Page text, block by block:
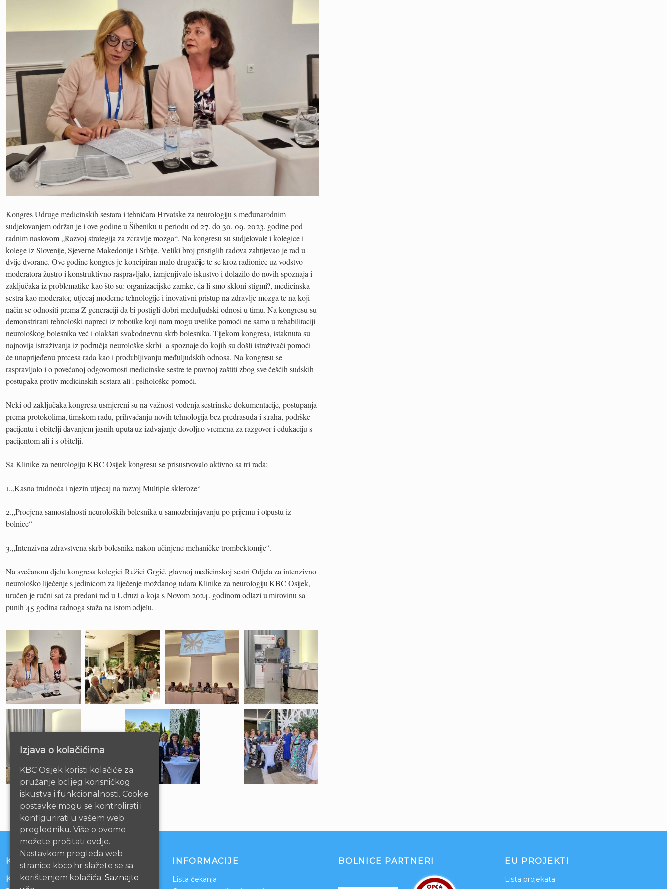
Kongres Udruge medicinskih sestara i tehničara Hrvatske za neurologiju s međunarodnim
sudjelovanjem održan je i ove godine u Šibeniku u periodu od 27. do 30. 09. 2023. godine pod
radnim naslovom „Razvoj strategija za zdravlje mozga“. Na kongresu su sudjelovale i kolegice i
kolege iz Slovenije, Sjeverne Makedonije i Srbije. Veliki broj pristiglih radova zahtijevao je rad u
dvije dvorane. Ove godine kongres je koncipiran malo drugačije te se kroz radionice uz vodstvo
moderatora žustro i konstruktivno raspravljalo, izmjenjivalo iskustvo i dolazilo do novih spoznaja i
zaključaka iz problematike kao što su: organizacijske zamke, da li smo skloni stigmi?, medicinska
sestra kao moderator, utjecaj moderne tehnologije i inovativni pristup na zdravlje mozga te na koji
način se odnositi prema Z generaciji da bi postigli dobri međuljudski odnosi u timu. Na kongresu su
demonstrirani tehnološki napreci iz robotike koji nam mogu uvelike pomoći ne samo u rehabilitaciji
neurološkog bolesnika već i olakšati svakodnevnu skrb bolesnika. Tijekom kongresa, istaknuta su
najnovija istraživanja iz područja neurološke skrbi a spoznaje do kojih su došli istraživači pomoći
će unaprijeđenu procesa rada kao i produbljivanju međuljudskih odnosa. Na kongresu se
raspravljalo i o povećanoj odgovornosti medicinske sestre te pravnoj zaštiti zbog sve češćih sudskih
postupaka protiv medicinskih sestara ali i psihološke pomoći.
Neki od zaključaka kongresa usmjereni su na važnost vođenja sestrinske dokumentacije, postupanja
prema protokolima, timskom radu, prihvaćanju novih tehnologija bez predrasuda i straha, podrške
pacijentu i obitelji davanjem jasnih uputa uz izdvajanje dovoljno vremena za razgovor i edukaciju s
pacijentom ali i s obitelji.
Sa Klinike za neurologiju KBC Osijek kongresu se prisustvovalo aktivno sa tri rada:
1.„Kasna trudnoća i njezin utjecaj na razvoj Multiple skleroze“
2.„Procjena samostalnosti neuroloških bolesnika u samozbrinjavanju po prijemu i otpustu iz
bolnice“
3.„Intenzivna zdravstvena skrb bolesnika nakon učinjene mehaničke trombektomije“.
Na svečanom djelu kongresa kolegici Ružici Grgić, glavnoj medicinskoj sestri Odjela za intenzivno
neurološko liječenje s jedinicom za liječenje moždanog udara Klinike za neurologiju KBC Osijek,
uručen je ručni sat za predani rad u Udruzi a koja s Novom 2024. godinom odlazi u mirovinu sa
punih 45 godina radnoga staža na istom odjelu.
KONTAKT
Klinički bolnički centar Osijek
INFORMACIJE
Lista čekanja
BOLNICE PARTNERI EU PROJEKTI
Lista projekata
Izjava o kolačićima
KBC Osijek koristi kolačiće za
pružanje boljeg korisničkog
iskustva i funkcionalnosti. Cookie
postavke mogu se kontrolirati i
konfigurirati u vašem web
pregledniku. Više o ovome
možete pročitati ovdje.
Nastavkom pregleda web
stranice kbco.hr slažete se sa
korištenjem kolačića. Saznajte